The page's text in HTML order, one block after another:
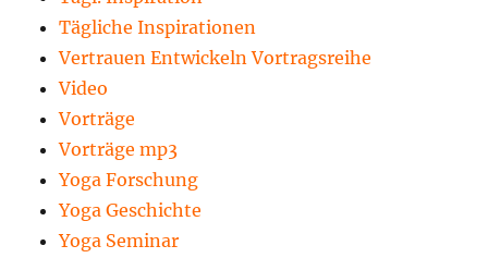
Tägliche Inspirationen
Vertrauen Entwickeln Vortragsreihe
Video
Vorträge
Vorträge mp3
Yoga Forschung
Yoga Geschichte
Yoga Seminar